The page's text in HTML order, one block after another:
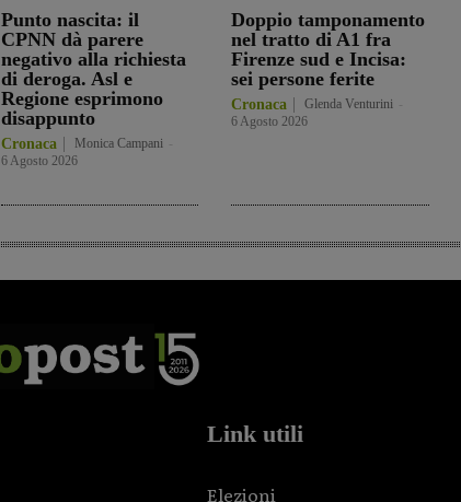
Punto nascita: il
CPNN dà parere
negativo alla richiesta
di deroga. Asl e
Regione esprimono
disappunto
Cronaca Monica Campani
6 Agosto 2026
Doppio tamponamento
nel tratto di A1 fra
Firenze sud e Incisa:
sei persone ferite
Cronaca Glenda Venturini
6 Agosto 2026
Link utili
Elezioni